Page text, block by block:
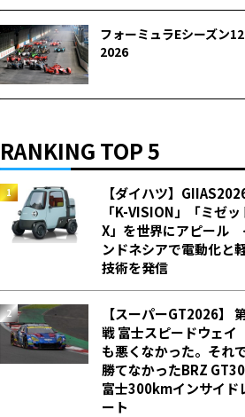
フォーミュラEシーズン12
2026
RANKING TOP 5
【ダイハツ】
「K-VISION」「ミゼッ
X」を世界にアピール
ンドネシアで電動化と
技術を発信
【スーパーGT2026】
戦 富士スピードウェ
も悪くなかった。それ
勝てなかった――BRZ
富士300kmインサイド
ート